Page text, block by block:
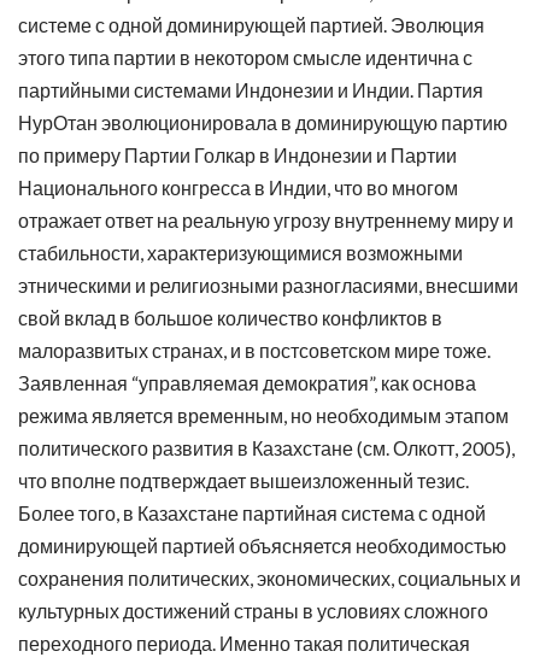
системе с одной доминирующей партией. Эволюция
этого типа партии в некотором смысле идентична с
партийными системами Индонезии и Индии. Партия
НурОтан эволюционировала в доминирующую партию
по примеру Партии Голкар в Индонезии и Партии
Национального конгресса в Индии, что во многом
отражает ответ на реальную угрозу внутреннему миру и
стабильности, характеризующимися возможными
этническими и религиозными разногласиями, внесшими
свой вклад в большое количество конфликтов в
малоразвитых странах, и в постсоветском мире тоже.
Заявленная “управляемая демократия”, как основа
режима является временным, но необходимым этапом
политического развития в Казахстане (см. Олкотт, 2005),
что вполне подтверждает вышеизложенный тезис.
Более того, в Казахстане партийная система с одной
доминирующей партией объясняется необходимостью
сохранения политических, экономических, социальных и
культурных достижений страны в условиях сложного
переходного периода. Именно такая политическая